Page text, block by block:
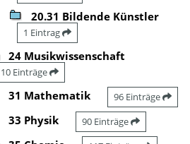
20.31 Bildende Künstler
1 Eintrag
24 Musikwissenschaft
10 Einträge
31 Mathematik 96 Einträge
33 Physik 90 Einträge